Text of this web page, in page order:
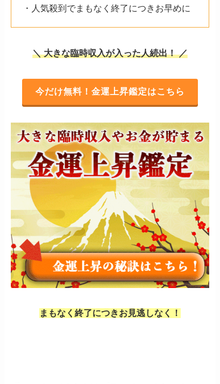
・人気殺到でまもなく終了につきお早めに
＼ 大きな臨時収入が入った人続出！ ／
今だけ無料！金運上昇鑑定はこちら
まもなく終了につきお見逃しなく！